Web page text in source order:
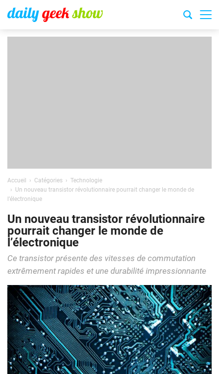
Accueil Catégories
Technologie
Un nouveau transistor révolutionnaire pourrait changer le monde de
l’électronique
Un nouveau transistor révolutionnaire
pourrait changer le monde de
l’électronique
Ce transistor présente des vitesses de commutation
extrêmement rapides et une durabilité impressionnante